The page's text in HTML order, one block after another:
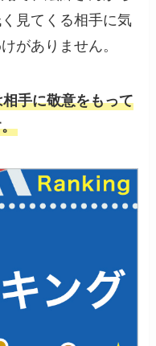
見てくる相手に気
がありません。
手に敬意をもって